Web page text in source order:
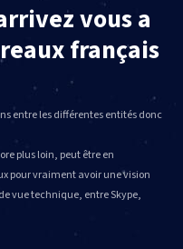
vous a
français
entre les différentes entités donc
plus loin, peut être en
pour vraiment avoir une vision
vue technique, entre Skype,